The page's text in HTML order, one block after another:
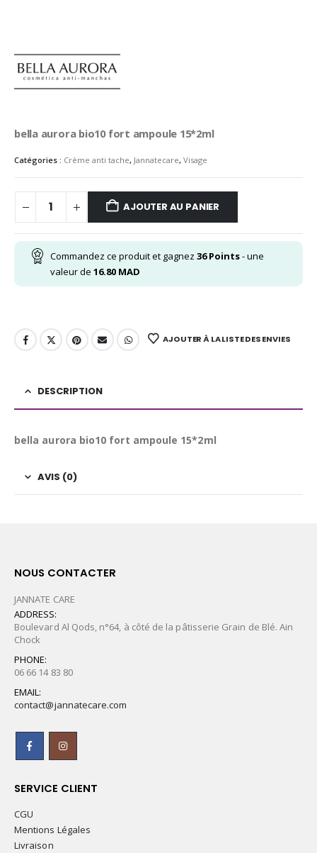
480.00
MAD.
bella aurora bio10 fort ampoule 15*2ml
Catégories : Crème anti tache, Jannatecare, Visage
AJOUTER AU PANIER
Commandez ce produit et gagnez 36Points- une
valeur de 16.80 MAD
AJOUTER À LA LISTE DES ENVIES
DESCRIPTION
bella aurora bio10 fort ampoule 15*2ml
AVIS (0)
NOUS CONTACTER
JANNATE CARE
ADDRESS:
Boulevard Al Qods, n°64, à côté de la pâtisserie Grain de Blé. Ain
Chock
PHONE:
06 66 14 83 80
EMAIL:
contact@jannatecare.com
SERVICE CLIENT
CGU
Mentions Légales
Livraison